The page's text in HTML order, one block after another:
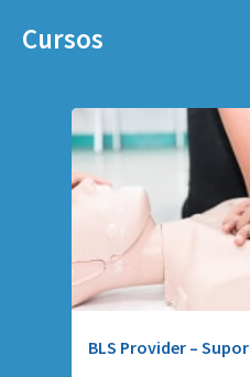
Cursos
BLS Provider –